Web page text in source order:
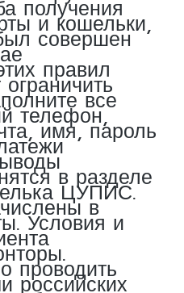
получения
и кошельки,
совершен
правил
все
телефон,
имя, пароль
в разделе
ЦУПИС.
в
Условия и
проводить
российских